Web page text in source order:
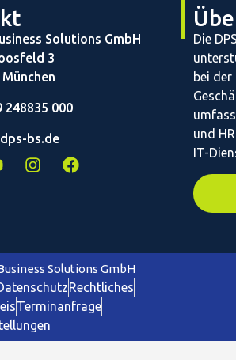
Solutions GmbH
3
248835 000
bs.de
Die
bei
und
IT-
Solutions GmbH
Rechtliches
Terminanfrage